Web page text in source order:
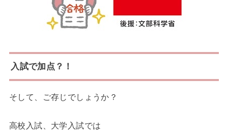
入試で加点？！
そして、ご存じでしょうか？
高校入試、大学入試では